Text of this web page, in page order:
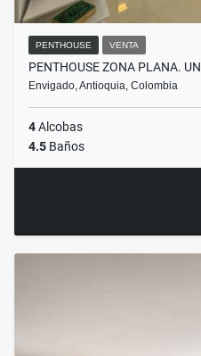
PENTHOUSE VENTA
PENTHOUSE ZONA PLANA.
Envigado, Antioquia, Colombia
4Alcobas
4.5 Baños